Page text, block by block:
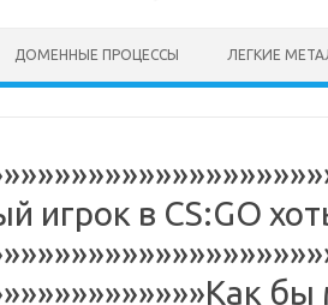
ДОМЕННЫЕ ПРОЦЕССЫ ЛЕГКИЕ
игрок в CS:GO